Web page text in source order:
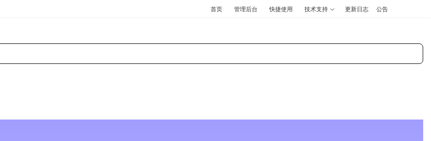
首页 管理后台 快捷使用 技术支持 更新日志 公告